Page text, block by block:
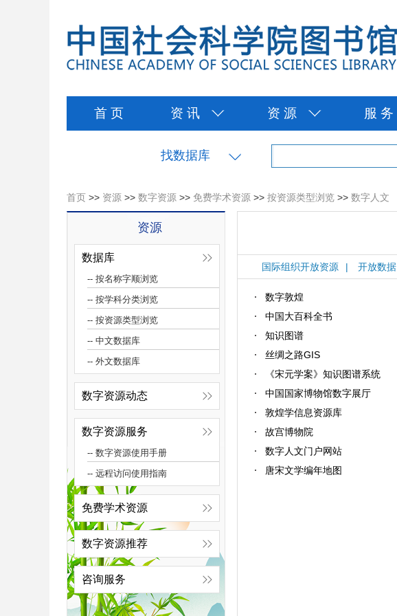
首 页 资 讯 资 源 服 务
找数据库
首页 >> 资源 >> 数字资源 >> 免费学术资源 >> 按资源类型浏览 >> 数字人文
资源
数据库
-- 按名称字顺浏览
-- 按学科分类浏览
-- 按资源类型浏览
-- 中文数据库
-- 外文数据库
数字资源动态
数字资源服务
-- 数字资源使用手册
-- 远程访问使用指南
免费学术资源
数字资源推荐
咨询服务
国际组织开放资源 | 开放数据
数字敦煌
中国大百科全书
知识图谱
丝绸之路GIS
《宋元学案》知识图谱系统
中国国家博物馆数字展厅
敦煌学信息资源库
故宫博物院
数字人文门户网站
唐宋文学编年地图